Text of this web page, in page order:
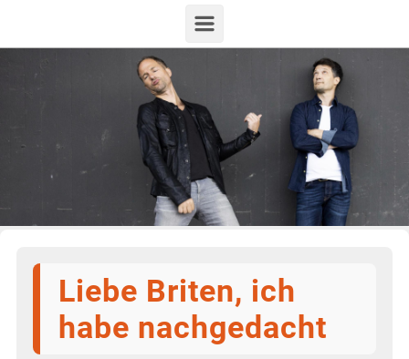
Liebe Briten, ich
habe nachgedacht